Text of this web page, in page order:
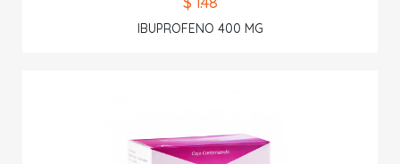
IBUPROFENO 400 MG